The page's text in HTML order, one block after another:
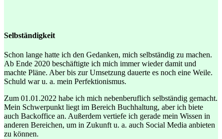
Selbständigkeit
Schon lange hatte ich den Gedanken, mich selbständig zu machen.
Ab Ende 2020 beschäftigte ich mich immer wieder damit und
machte Pläne. Aber bis zur Umsetzung dauerte es noch eine Weile.
Schuld war u. a. mein Perfektionismus.
Zum 01.01.2022 habe ich mich nebenberuflich selbständig gemacht.
Mein Schwerpunkt liegt im Bereich Buchhaltung, aber ich biete
auch Backoffice an. Außerdem vertiefe ich gerade mein Wissen in
anderen Bereichen, um in Zukunft u. a. auch Social Media anbieten
zu können.